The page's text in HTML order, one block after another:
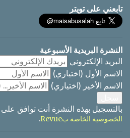
ت
تابعني على تويتر
النشرة البريدية الأسبوعية
البريد الإلكتروني
الاسم الأول (اختياري)
الاسم الأخير (اختياري)
بالتسجيل بهذه النشرة أنت توافق على
الخصوصية الخاصة بRevue
.